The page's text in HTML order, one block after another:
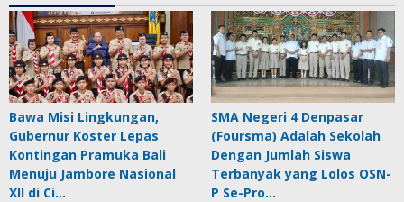
Bawa Misi Lingkungan,
Gubernur Koster Lepas
Kontingan Pramuka Bali
Menuju Jambore Nasional
XII di Ci…
SMA Negeri 4 Denpasar
(Foursma) Adalah Sekolah
Dengan Jumlah Siswa
Terbanyak yang Lolos OSN-
P Se-Pro…